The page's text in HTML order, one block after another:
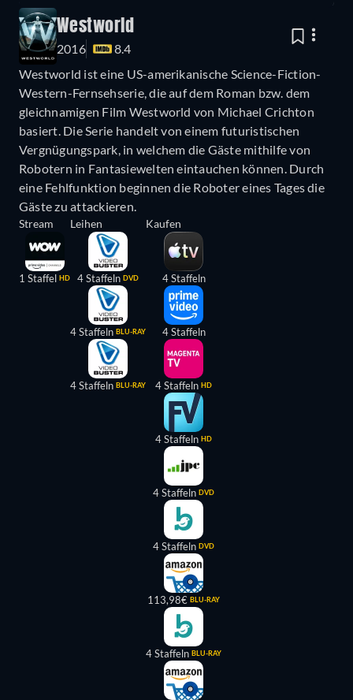
Westworld
2016
8.4
Westworld ist eine US-amerikanische Science-Fiction-
Western-Fernsehserie, die auf dem Roman bzw. dem
gleichnamigen Film Westworld von Michael Crichton
basiert. Die Serie handelt von einem futuristischen
Vergnügungspark, in welchem die Gäste mithilfe von
Robotern in Fantasiewelten eintauchen können. Durch
eine Fehlfunktion beginnen die Roboter eines Tages die
Gäste zu attackieren.
Stream
1 Staffel HD
Leihen
4 Staffeln DVD
4 Staffeln BLU-RAY
4 Staffeln BLU-RAY
Kaufen
4 Staffeln
4 Staffeln
4 Staffeln HD
4 Staffeln HD
4 Staffeln DVD
4 Staffeln DVD
113,98€ BLU-RAY
4 Staffeln BLU-RAY